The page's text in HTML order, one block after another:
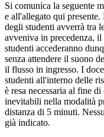
Si comunica la seguente
e all'allegato qui presente.
degli studenti avverrà tra
avveniva in precedenza,
studenti accederanno
senza attendere il suono
il flusso in ingresso. I
studenti all'interno delle
è resa necessaria al fine
inevitabili nella modalità
distanza di 5 minuti.
già indicato.